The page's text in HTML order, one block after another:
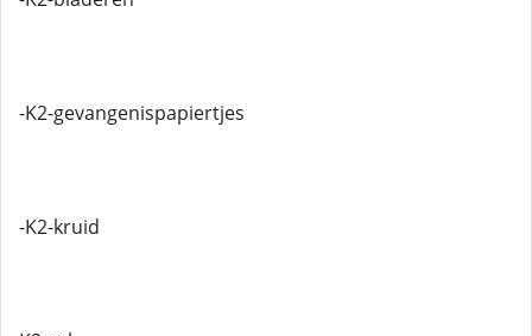
-K2-gevangenispapiertjes
-K2-kruid